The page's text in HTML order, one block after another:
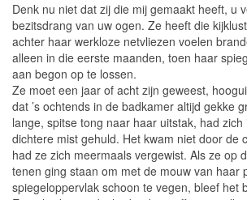
Denk nu niet dat zij die mij gemaakt heeft, u
bezitsdrang van uw ogen. Ze heeft die
achter haar werkloze netvliezen voelen
alleen in die eerste maanden, toen haar
aan begon op te lossen.
Ze moet een jaar of acht zijn geweest,
dat ’s ochtends in de badkamer altijd gekke
lange, spitse tong naar haar uitstak, had
dichtere mist gehuld. Het kwam niet door de
had ze zich meermaals vergewist. Als ze op
tenen ging staan om met de mouw van haar
spiegeloppervlak schoon te vegen, bleef het